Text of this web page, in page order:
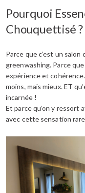
Pourquoi
Chouquettisé ?
Parce que c’est un
greenwashing. Parce
expérience et
moins, mais mieux. ET
incarnée !
Et parce qu’on y ressort
avec cette sensation